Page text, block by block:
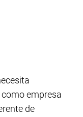
empresa
de